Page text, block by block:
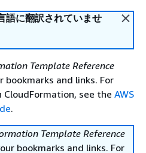
語に翻訳されていませ
Template Reference
bookmarks and links. For
see the AWS
.
Template Reference
bookmarks and links. For